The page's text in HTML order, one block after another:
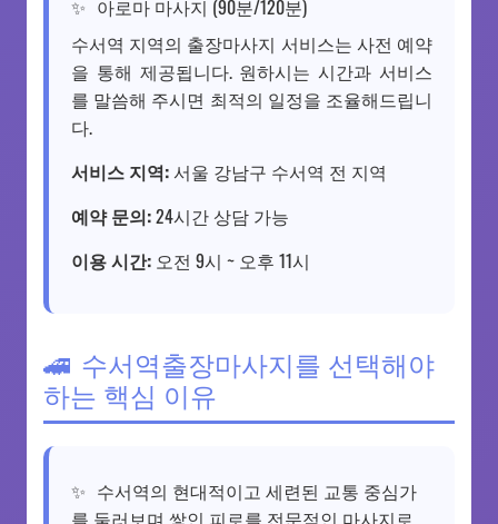
아로마 마사지 (90분/120분)
수서역 지역의 출장마사지 서비스는 사전 예약
을 통해 제공됩니다. 원하시는 시간과 서비스
를 말씀해 주시면 최적의 일정을 조율해드립니
다.
서비스 지역:서울 강남구 수서역 전 지역
예약 문의:24시간 상담 가능
이용 시간: 오전 9시 ~ 오후 11시
수서역출장마사지를 선택해야
하는 핵심 이유
수서역의 현대적이고 세련된 교통 중심가